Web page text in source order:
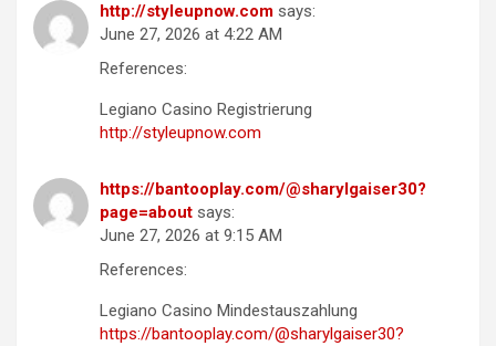
http://styleupnow.com says:
June 27, 2026 at 4:22 AM
References:
Legiano Casino Registrierung
http://styleupnow.com
https://bantooplay.com/@sharylgaiser30?
page=about says:
June 27, 2026 at 9:15 AM
References:
Legiano Casino Mindestauszahlung
https://bantooplay.com/@sharylgaiser30?